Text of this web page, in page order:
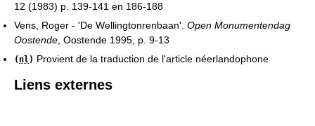
12 (1983) p. 139-141 en 186-188
Vens, Roger - 'De Wellingtonrenbaan'. Open Monumentendag
Oostende, Oostende 1995, p. 9-13
( nl) Provient de la traduction de l'article néerlandophone
Liens externes